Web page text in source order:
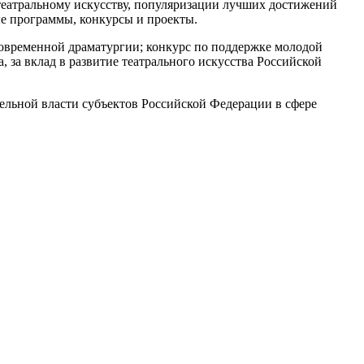
искусству, популяризации лучших достижений
программы, конкурсы и проекты.
драматургии; конкурс по поддержке молодой
вклад в развитие театрального искусства Российской
власти субъектов Российской Федерации в сфере